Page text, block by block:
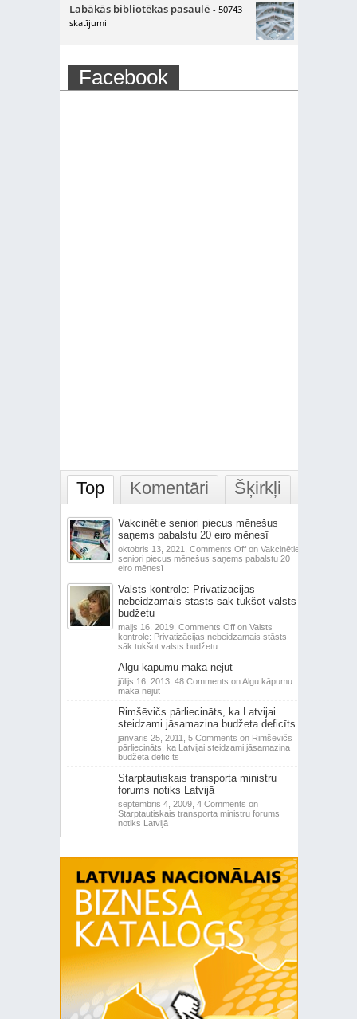
Labākās bibliotēkas pasaulē - 50743
skatījumi
Facebook
Top Komentāri Šķirkļi
Vakcinētie seniori piecus mēnešus
saņems pabalstu 20 eiro mēnesī
oktobris 13, 2021, Comments Offon Vakcinētie
seniori piecus mēnešus saņems pabalstu 20
eiro mēnesī
Valsts kontrole: Privatizācijas
nebeidzamais stāsts sāk tukšot valsts
budžetu
maijs 16, 2019, Comments Offon Valsts
kontrole: Privatizācijas nebeidzamais stāsts
sāk tukšot valsts budžetu
Algu kāpumu makā nejūt
jūlijs 16, 2013, 48 Comments on Algu kāpumu
makā nejūt
Rimšēvičs pārliecināts, ka Latvijai
steidzami jāsamazina budžeta deficīts
janvāris 25, 2011, 5 Comments on Rimšēvičs
pārliecināts, ka Latvijai steidzami jāsamazina
budžeta deficīts
Starptautiskais transporta ministru
forums notiks Latvijā
septembris 4, 2009, 4 Comments on
Starptautiskais transporta ministru forums
notiks Latvijā